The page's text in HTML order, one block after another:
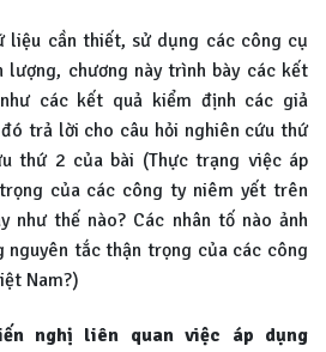
liệu cần thiết, sử dụng các công cụ
lượng, chương này trình bày các kết
các kết quả kiểm định các giả
trả lời cho câu hỏi nghiên cứu thứ
thứ 2 của bài (Thực trạng việc áp
của các công ty niêm yết trên
như thế nào? Các nhân tố nào ảnh
nguyên tắc thận trọng của các công
Nam?)
nghị liên quan việc áp dụng